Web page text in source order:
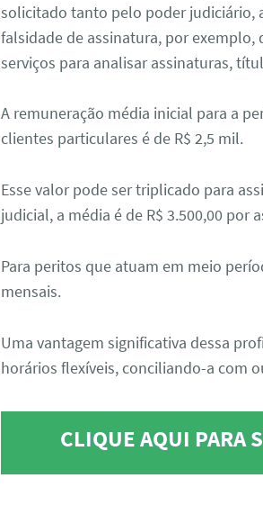
solicitado tanto pelo poder judiciário,
falsidade de assinatura, por
serviços para analisar assinaturas,
A remuneração média inicial para a
clientes particulares é de R$ 2,5 mil.
Esse valor pode ser triplicado para
judicial, a média é de R$ 3.500,00 por
Para peritos que atuam em meio
mensais.
Uma vantagem significativa dessa
horários flexíveis, conciliando-a com
CLIQUE AQUI PARA